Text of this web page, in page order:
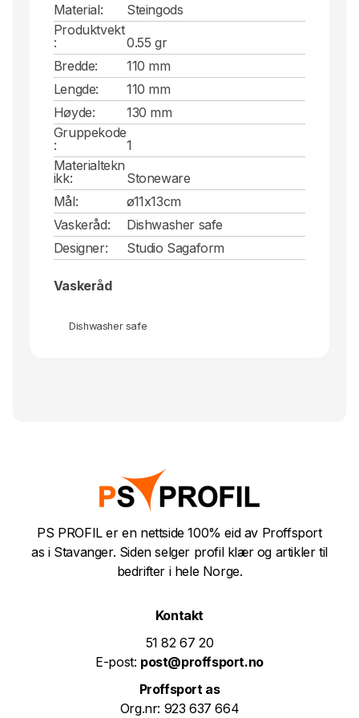
Material:
Steingods
Produktvekt
:
0.55 gr
Bredde:
110 mm
Lengde:
110 mm
Høyde:
130 mm
Gruppekode
:
1
Materialtekn
ikk:
Stoneware
Mål:
ø11x13cm
Vaskeråd:
Dishwasher safe
Designer:
Studio Sagaform
Vaskeråd
Dishwasher safe
PS PROFIL er en nettside 100% eid av Proffsport
as i Stavanger. Siden selger profil klær og artikler til
bedrifter i hele Norge.
Kontakt
51 82 67 20
E-post: post@proffsport.no
Proffsport as
Org.nr: 923 637 664